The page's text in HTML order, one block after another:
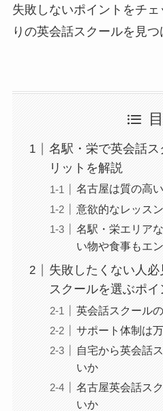
失敗しないポイントをチ
りの英会話スクールを見
名駅・栄で英会話
リットを解説
名古屋は質の高
意欲的なレッス
名駅・栄エリア
い物や食事もエ
失敗したくない人
スクールを選ぶポイ
英会話スクール
サポート体制は
自宅から英会話
いか
名古屋英会話ス
いか